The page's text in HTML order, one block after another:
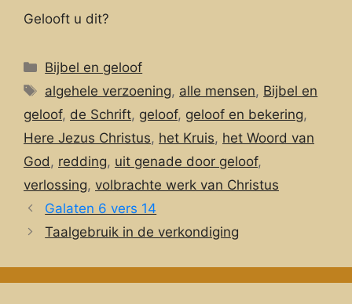
Gelooft u dit?
Categorieën
Bijbel en geloof
Tags
algehele verzoening, alle mensen, Bijbel en
geloof, de Schrift, geloof, geloof en bekering,
Here Jezus Christus, het Kruis, het Woord van
God , redding, uit genade door geloof,
verlossing, volbrachte werk van Christus
Galaten 6 vers 14
Taalgebruik in de verkondiging